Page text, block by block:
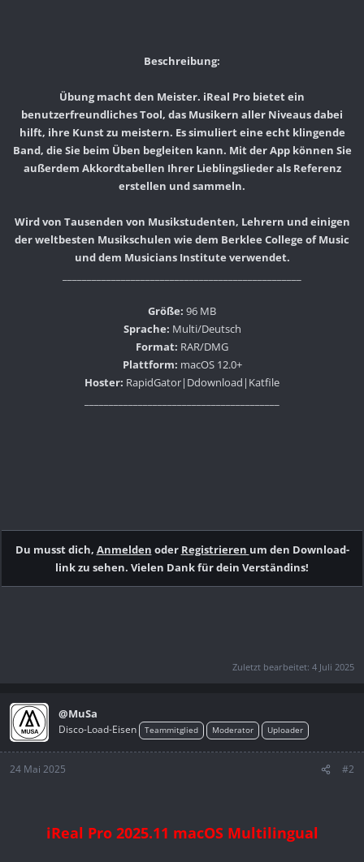
Beschreibung:
Übung macht den Meister. iReal Pro bietet ein
benutzerfreundliches Tool, das Musikern aller Niveaus dabei
hilft, ihre Kunst zu meistern. Es simuliert eine echt klingende
Band, die Sie beim Üben begleiten kann. Mit der App können Sie
außerdem Akkordtabellen Ihrer Lieblingslieder als Referenz
erstellen und sammeln.
Wird von Tausenden von Musikstudenten, Lehrern und einigen
der weltbesten Musikschulen wie dem Berklee College of Music
und dem Musicians Institute verwendet.
Größe: 96 MB
Sprache: Multi/Deutsch
Format: RAR/DMG
Plattform: macOS 12.0+
Hoster: RapidGator|Ddownload|Katfile
Du musst dich, Anmelden oder Registrieren um den Download-
link zu sehen. Vielen Dank für dein Verständins!
Zuletzt bearbeitet: 4 Juli 2025
@MuSa
Disco-Load-Eisen Teammitglied Moderator Uploader
24 Mai 2025 #2
iReal Pro 2025.11 macOS Multilingual